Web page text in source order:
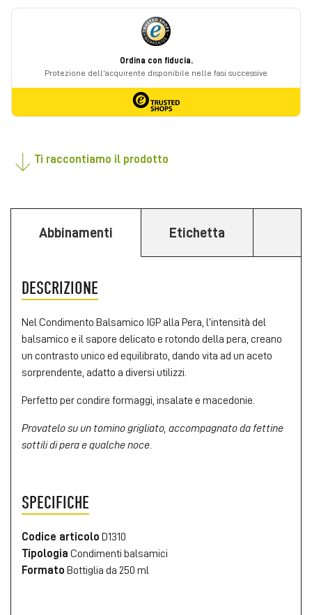
Ti raccontiamo il prodotto
Abbinamenti Etichetta
DESCRIZIONE
Nel Condimento Balsamico IGP alla Pera, l’intensità del
balsamico e il sapore delicato e rotondo della pera, creano
un contrasto unico ed equilibrato, dando vita ad un aceto
sorprendente, adatto a diversi utilizzi.
Perfetto per condire formaggi, insalate e macedonie.
Provatelo su un tomino grigliato, accompagnato da fettine
sottili di pera e qualche noce
SPECIFICHE
Codice articolo D1310
Tipologia Condimenti balsamici
Formato Bottiglia da 250 ml